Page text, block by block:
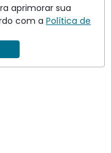
aprimorar sua
com a Política de